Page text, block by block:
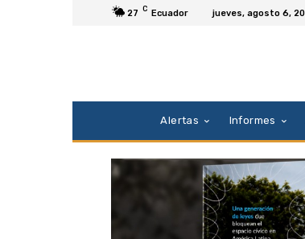
27 C Ecuador jueves, agosto 6,
Alertas Informes